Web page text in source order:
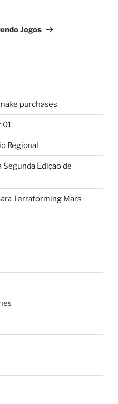
Jogos
purchases
01
Regional
Edição de
Terraforming Mars